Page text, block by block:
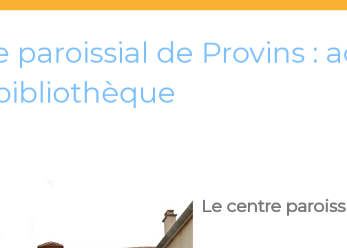
paroissial de Provins :
Le centre